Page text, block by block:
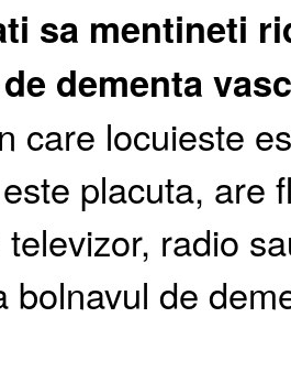
sa mentineti
dementa
care locuieste
placuta, are
radio
bolnavul de